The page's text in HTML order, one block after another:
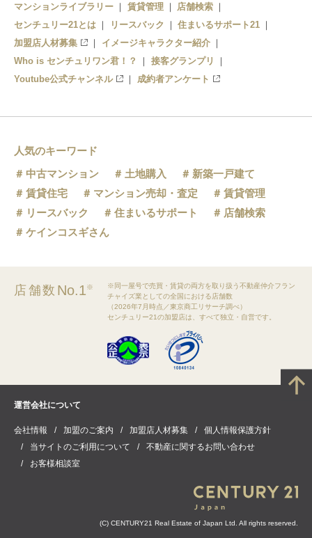
マンションライブラリー
賃貸管理
店舗検索
センチュリー21とは
リースバック
住まいるサポート21
加盟店人材募集
イメージキャラクター紹介
Who is センチュリワン君！？
接客グランプリ
Youtube公式チャンネル
成約者アンケート
人気のキーワード
中古マンション
土地購入
新築一戸建て
賃貸住宅
マンション売却・査定
賃貸管理
リースバック
住まいるサポート
店舗検索
ケインコスギさん
店舗数 No.1※
※同一屋号で売買・賃貸の両方を取り扱う不動産仲介フラン
チャイズ業としての全国における店舗数
（2026年7月時点／東京商工リサーチ調べ）
センチュリー21の加盟店は、すべて独立・自営です。
運営会社について
会社情報 加盟のご案内 加盟店人材募集
個人情報保護方針
当サイトのご利用について
不動産に関するお問い合わせ
お客様相談室
(C) CENTURY21 Real Estate of Japan Ltd. All rights reserved.